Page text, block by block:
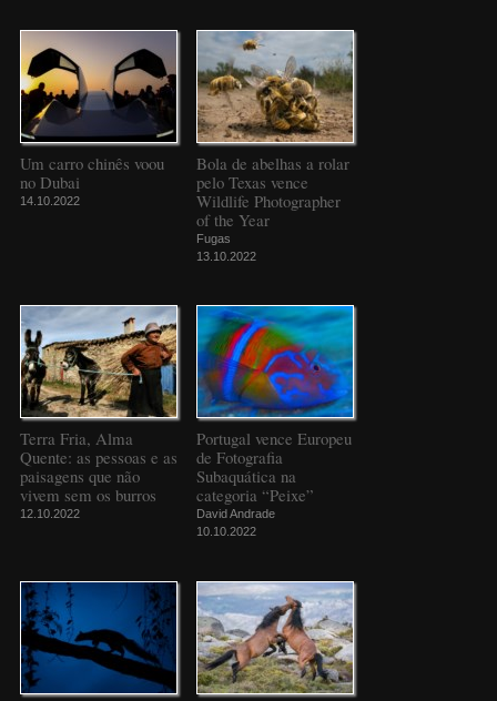
Um carro chinês voou
no Dubai
14.10.2022
Bola de abelhas a rolar
pelo Texas vence
Wildlife Photographer
of the Year
Fugas
13.10.2022
Terra Fria, Alma
Quente: as pessoas e as
paisagens que não
vivem sem os burros
12.10.2022
Portugal vence Europeu
de Fotografia
Subaquática na
categoria “Peixe”
David Andrade
10.10.2022